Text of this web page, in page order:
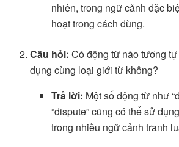
nhiên, trong ngữ cảnh đặc
hoạt trong cách dùng.
Câu hỏi: Có động từ nào tương tự
dụng cùng loại giới từ không?
Trả lời: Một số động từ như
“dispute” cũng có thể sử
trong nhiều ngữ cảnh tranh